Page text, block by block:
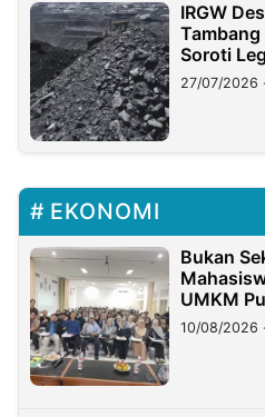
IRGW
Tambang
Soroti
Stockpile
27/07/2026
EKONOMI
Bukan
UMKM
10/08/2026